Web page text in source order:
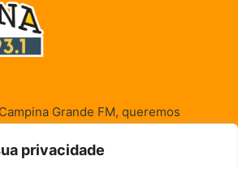
privacidade
Grande FM, queremos
É para vocês que a Rádio existe e por